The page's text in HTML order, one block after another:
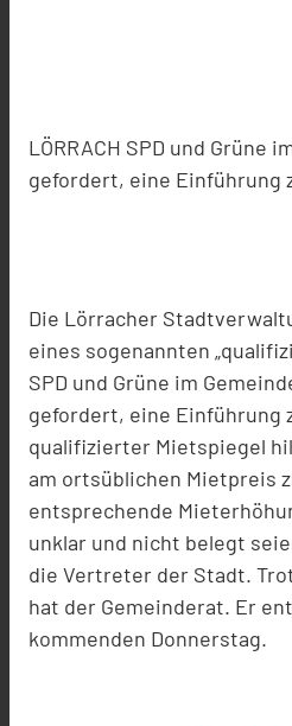
LÖRRACH SPD und Grüne
gefordert, eine Einführung
Die Lörracher
eines sogenannten
SPD und Grüne im
gefordert, eine Einführung
qualifizierter Mietspiegel
am ortsüblichen Mietpreis
entsprechende
unklar und nicht belegt
die Vertreter der Stadt.
hat der Gemeinderat. Er
kommenden Donnerstag.